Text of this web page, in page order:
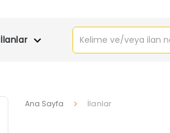
İlanlar
Ana Sayfa İlanlar